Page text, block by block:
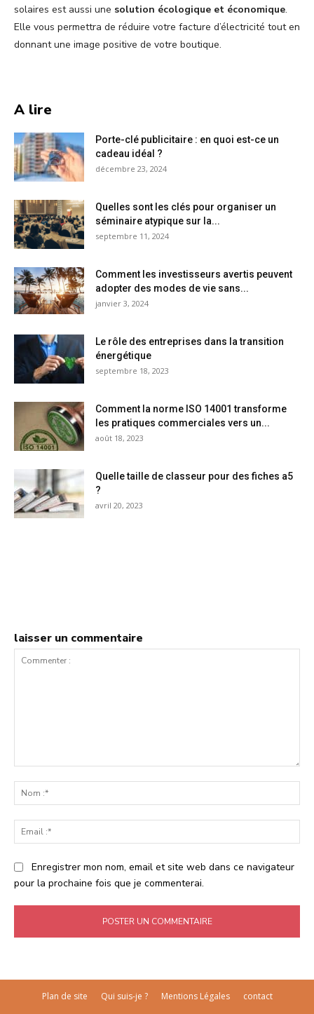
solaires est aussi une solution écologique et économique.
Elle vous permettra de réduire votre facture d’électricité tout en
donnant une image positive de votre boutique.
A lire
Porte-clé publicitaire : en quoi est-ce un
cadeau idéal ?
décembre 23, 2024
Quelles sont les clés pour organiser un
séminaire atypique sur la...
septembre 11, 2024
Comment les investisseurs avertis peuvent
adopter des modes de vie sans...
janvier 3, 2024
Le rôle des entreprises dans la transition
énergétique
septembre 18, 2023
Comment la norme ISO 14001 transforme
les pratiques commerciales vers un...
août 18, 2023
Quelle taille de classeur pour des fiches a5
?
avril 20, 2023
laisser un commentaire
:*
:*
Enregistrer mon nom, email et site web dans ce navigateur
pour la prochaine fois que je commenterai.
Plan de site Qui suis-je ? Mentions Légales contact